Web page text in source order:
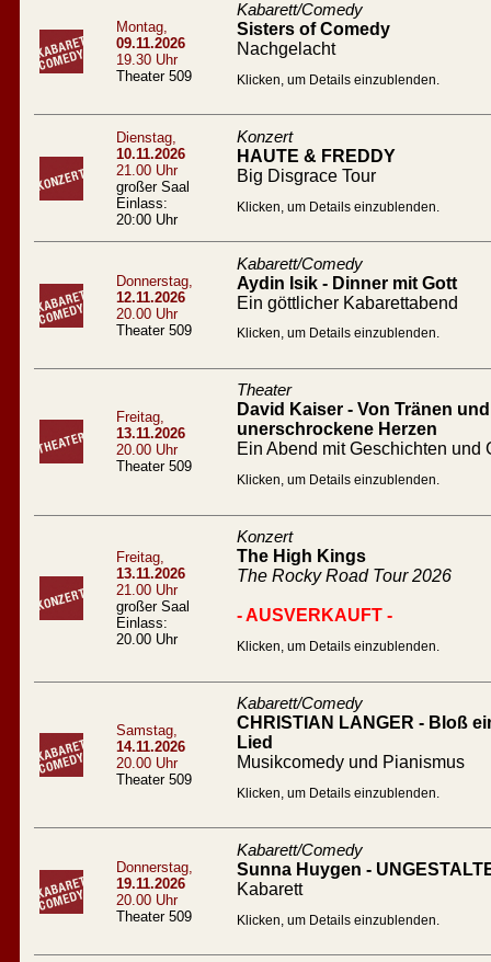
Montag,
09.11.2026
19.30 Uhr
Theater 509
Kabarett/Comedy
Sisters of Comedy
Nachgelacht
Klicken, um Details einzublenden.
Dienstag,
10.11.2026
21.00 Uhr
großer Saal
Einlass:
20:00 Uhr
Konzert
HAUTE & FREDDY
Big Disgrace Tour
Klicken, um Details einzublenden.
Donnerstag,
12.11.2026
20.00 Uhr
Theater 509
Kabarett/Comedy
Aydin Isik - Dinner mit Gott
Ein göttlicher Kabarettabend
Klicken, um Details einzublenden.
Freitag,
13.11.2026
20.00 Uhr
Theater 509
Theater
David Kaiser - Von Tränen
unerschrockene Herzen
Ein Abend mit Geschichten und
Klicken, um Details einzublenden.
Freitag,
13.11.2026
21.00 Uhr
großer Saal
Einlass:
20.00 Uhr
Konzert
The High Kings
The Rocky Road Tour 2026
- AUSVERKAUFT -
Klicken, um Details einzublenden.
Samstag,
14.11.2026
20.00 Uhr
Theater 509
Kabarett/Comedy
CHRISTIAN LANGER - Bloß
Lied
Musikcomedy und Pianismus
Klicken, um Details einzublenden.
Donnerstag,
19.11.2026
20.00 Uhr
Theater 509
Kabarett/Comedy
Sunna Huygen -
Kabarett
Klicken, um Details einzublenden.